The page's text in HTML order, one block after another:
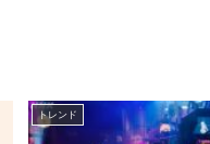
トレンド